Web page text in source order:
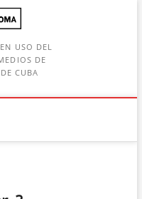
USO DEL
DE
CUBA